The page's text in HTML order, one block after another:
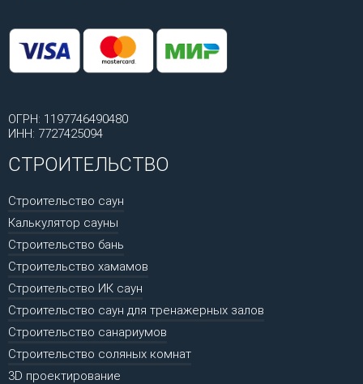
ОГРН: 1197746490480
ИНН: 7727425094
СТРОИТЕЛЬСТВО
Строительство саун
Калькулятор сауны
Строительство бань
Строительство хамамов
Строительство ИК саун
Строительство саун для тренажерных залов
Строительство санариумов
Строительство соляных комнат
3D проектирование